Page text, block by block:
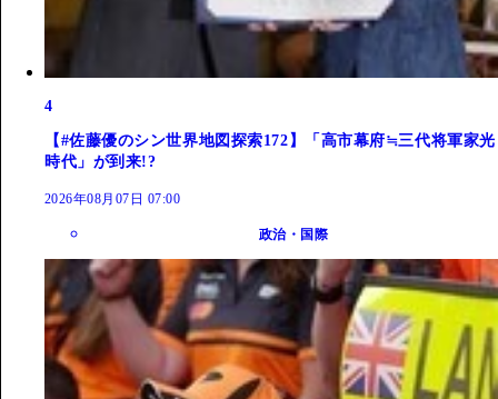
4
【#佐藤優のシン世界地図探索172】「高市幕府≒三代将軍家光
時代」が到来!?
2026年08月07日 07:00
政治・国際